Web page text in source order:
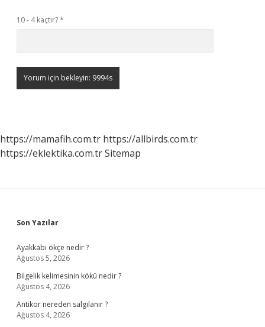
10 - 4 kaçtır?*
https://mamafih.com.tr https://allbirds.com.tr
https://eklektika.com.trSitemap
Sidebar
Son Yazılar
Ayakkabı ökçe nedir ?
Ağustos 5, 2026
Bilgelik kelimesinin kökü nedir ?
Ağustos 4, 2026
Antikor nereden salgılanır ?
Ağustos 4, 2026